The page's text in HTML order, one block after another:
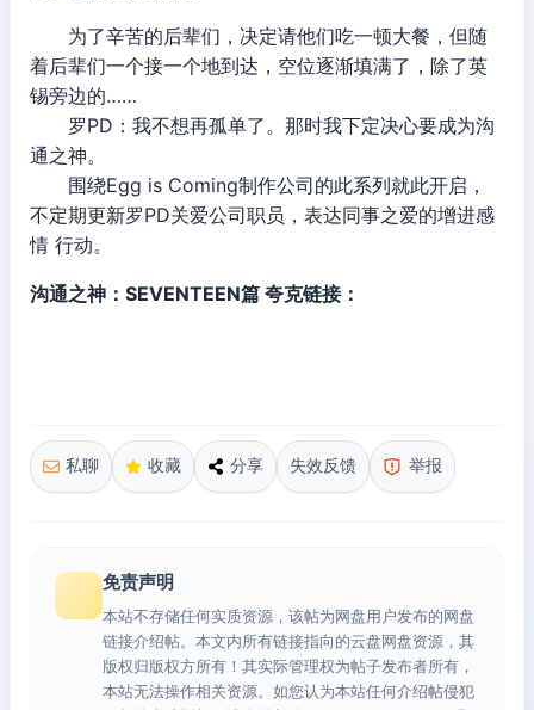
为了辛苦的后辈们，决定请他们吃一顿大餐，但随
着后辈们一个接一个地到达，空位逐渐填满了，除了英
锡旁边的……
罗PD：我不想再孤单了。那时我下定决心要成为沟
通之神。
围绕Egg is Coming制作公司的此系列就此开启，
不定期更新罗PD关爱公司职员，表达同事之爱的增进感
情 行动。
沟通之神：SEVENTEEN篇 夸克链接：
私聊 收藏 分享 失效反馈 举报
免责声明
本站不存储任何实质资源，该帖为网盘用户发布的网盘
链接介绍帖。本文内所有链接指向的云盘网盘资源，其
版权归版权方所有！其实际管理权为帖子发布者所有，
本站无法操作相关资源。如您认为本站任何介绍帖侵犯